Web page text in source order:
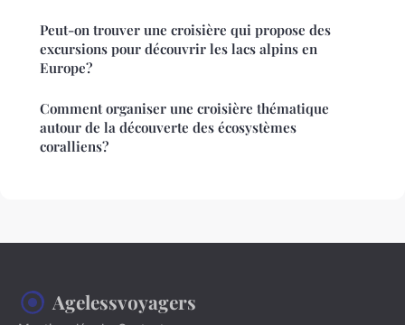
Peut-on trouver une croisière qui propose des
excursions pour découvrir les lacs alpins en
Europe?
Comment organiser une croisière thématique
autour de la découverte des écosystèmes
coralliens?
Agelessvoyagers